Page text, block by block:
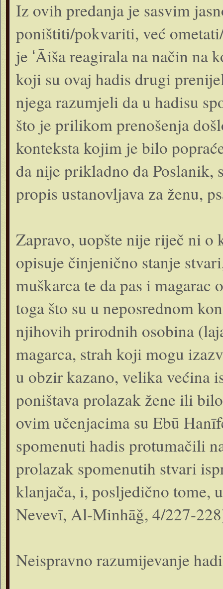
Iz ovih predanja je sasvim
poništiti/pokvariti, već
je ʻĀiša reagirala na način na
koji su ovaj hadis drugi
njega razumjeli da u hadisu
što je prilikom prenošenja
konteksta kojim je bilo
da nije prikladno da Poslanik,
propis ustanovljava za ženu,
Zapravo, uopšte nije riječ ni
opisuje činjenično stanje
muškarca te da pas i
toga što su u neposrednom
njihovih prirodnih osobina
magarca, strah koji mogu
u obzir kazano, velika većina
poništava prolazak žene ili
ovim učenjacima su Ebū
spomenuti hadis protumačili
prolazak spomenutih stvari
klanjača, i, posljedično tome,
Nevevī, Al-Minhāǧ, 4/227-
Neispravno razumijevanje